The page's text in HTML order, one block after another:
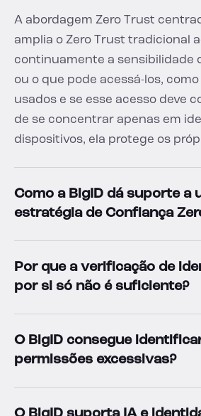
A abordagem Zero Trust
amplia o Zero Trust tradicional
continuamente a sensibilidade
ou o que pode acessá-los,
usados e se esse acesso deve
de se concentrar apenas em
dispositivos, ela protege os
Como a BigID dá suporte a
estratégia de Confiança
Por que a verificação de
por si só não é suficiente?
O BigID consegue
permissões excessivas?